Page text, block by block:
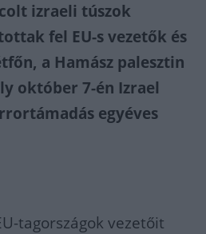
izraeli túszok
fel EU-s vezetők és
a Hamász palesztin
október 7-én Izrael
egyéves
tagországok vezetőit